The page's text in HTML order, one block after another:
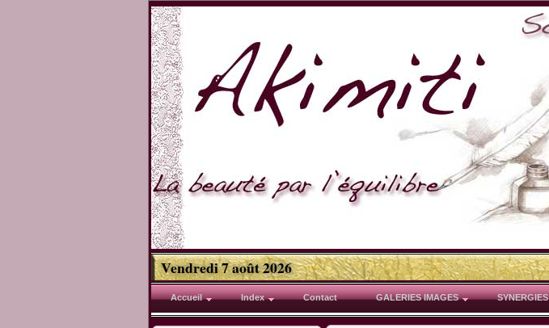
Vendredi 7 août 2026
Accueil Index Contact GALERIES IMAGES SYNERGIES